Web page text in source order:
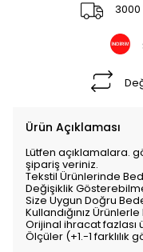
3000
Ürün Açıklaması
Lütfen açıklamalara.
şipariş veriniz.
Tekstil Ürünlerinde
Değişiklik
Size Uygun Doğru
Kullandığınız
Orijinal ihracat fazlası
Ölçüler (+1.-1 farklılık